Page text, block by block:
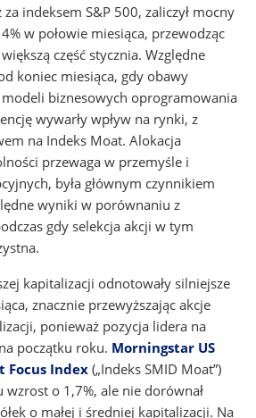
za indeksem S&P 500, zaliczył mocny
w połowie miesiąca, przewodząc
część stycznia. Względne
koniec miesiąca, gdy obawy
modeli biznesowych oprogramowania
wywarły wpływ na rynki, z
na Indeks Moat. Alokacja
przewaga w przemyśle i
była głównym czynnikiem
wyniki w porównaniu z
gdy selekcja akcji w tym
kapitalizacji odnotowały silniejsze
znacznie przewyższając akcje
ponieważ pozycja lidera na
początku roku. Morningstar US
Focus Index („Indeks SMID Moat”)
wzrost o 1,7%, ale nie dorównał
o małej i średniej kapitalizacji. Na